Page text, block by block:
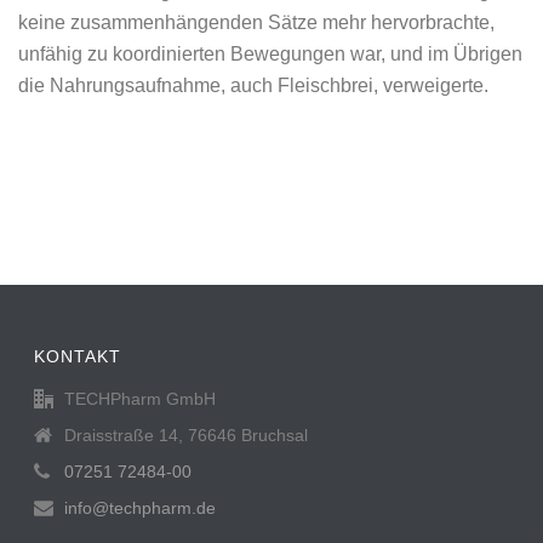
keine zusammenhängenden Sätze mehr hervorbrachte,
unfähig zu koordinierten Bewegungen war, und im Übrigen
die Nahrungsaufnahme, auch Fleischbrei, verweigerte.
KONTAKT
TECHPharm GmbH
Draisstraße 14, 76646 Bruchsal
07251 72484-00
info@techpharm.de